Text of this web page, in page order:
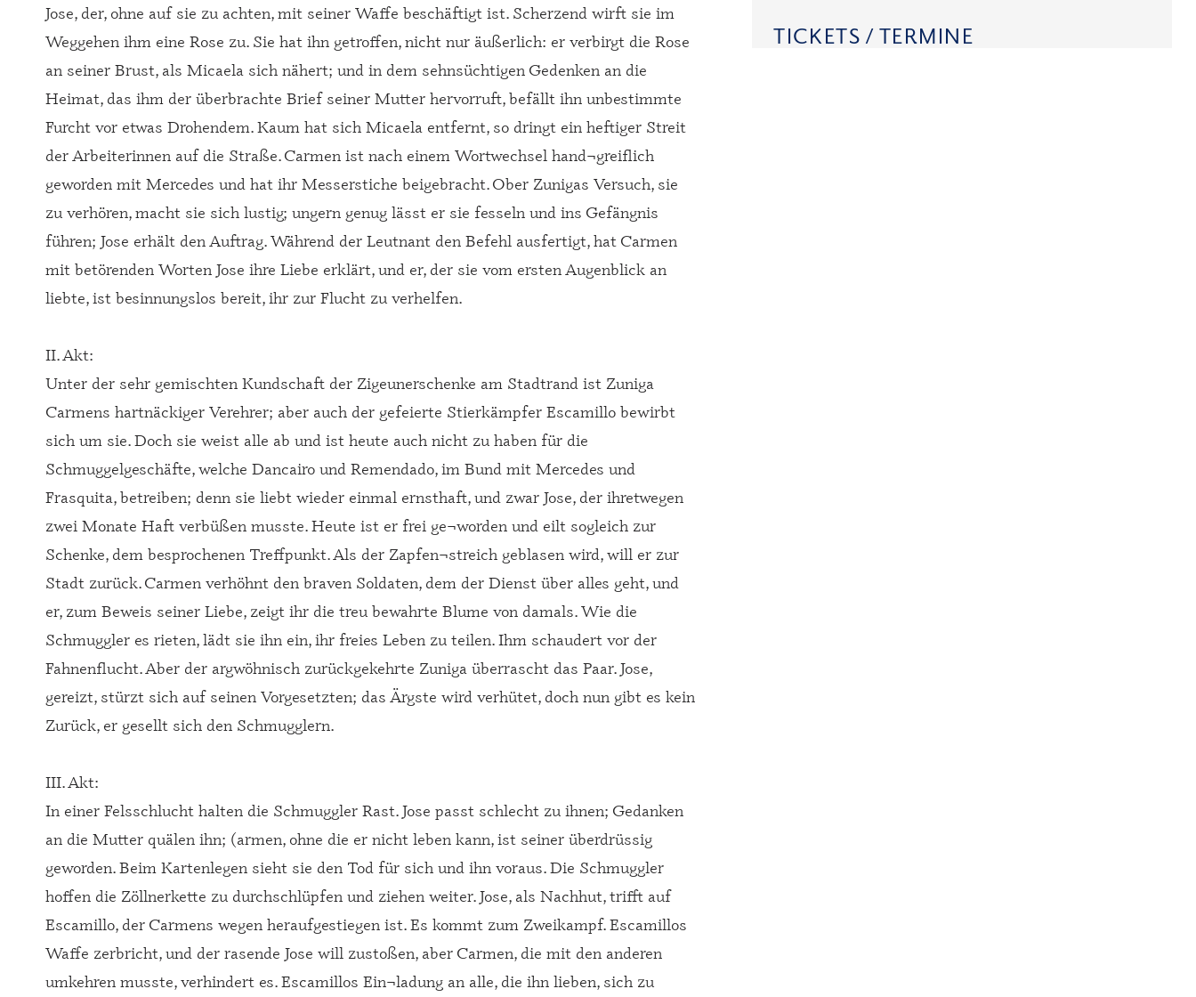
Jose, der, ohne auf sie zu achten, mit seiner Waffe beschäftigt ist. Scherzend wirft sie im
Weggehen ihm eine Rose zu. Sie hat ihn getroffen, nicht nur äußerlich: er verbirgt die Rose
an seiner Brust, als Micaela sich nähert; und in dem sehnsüchtigen Gedenken an die
Heimat, das ihm der überbrachte Brief seiner Mutter hervorruft, befällt ihn unbestimmte
Furcht vor etwas Drohendem. Kaum hat sich Micaela entfernt, so dringt ein heftiger Streit
der Arbeiterinnen auf die Straße. Carmen ist nach einem Wortwechsel hand¬greiflich
geworden mit Mercedes und hat ihr Messerstiche beigebracht. Ober Zunigas Versuch, sie
zu verhören, macht sie sich lustig; ungern genug lässt er sie fesseln und ins Gefängnis
führen; Jose erhält den Auftrag. Während der Leutnant den Befehl ausfertigt, hat Carmen
mit betörenden Worten Jose ihre Liebe erklärt, und er, der sie vom ersten Augenblick an
liebte, ist besinnungslos bereit, ihr zur Flucht zu verhelfen.
II. Akt:
Unter der sehr gemischten Kundschaft der Zigeunerschenke am Stadtrand ist Zuniga
Carmens hartnäckiger Verehrer; aber auch der gefeierte Stierkämpfer Escamillo bewirbt
sich um sie. Doch sie weist alle ab und ist heute auch nicht zu haben für die
Schmuggelgeschäfte, welche Dancairo und Remendado, im Bund mit Mercedes und
Frasquita, betreiben; denn sie liebt wieder einmal ernsthaft, und zwar Jose, der ihretwegen
zwei Monate Haft verbüßen musste. Heute ist er frei ge¬worden und eilt sogleich zur
Schenke, dem besprochenen Treffpunkt. Als der Zapfen¬streich geblasen wird, will er zur
Stadt zurück. Carmen verhöhnt den braven Soldaten, dem der Dienst über alles geht, und
er, zum Beweis seiner Liebe, zeigt ihr die treu bewahrte Blume von damals. Wie die
Schmuggler es rieten, lädt sie ihn ein, ihr freies Leben zu teilen. Ihm schaudert vor der
Fahnenflucht. Aber der argwöhnisch zurückgekehrte Zuniga überrascht das Paar. Jose,
gereizt, stürzt sich auf seinen Vorgesetzten; das Ärgste wird verhütet, doch nun gibt es kein
Zurück, er gesellt sich den Schmugglern.
III. Akt:
In einer Felsschlucht halten die Schmuggler Rast. Jose passt schlecht zu ihnen; Gedanken
an die Mutter quälen ihn; (armen, ohne die er nicht leben kann, ist seiner überdrüssig
geworden. Beim Kartenlegen sieht sie den Tod für sich und ihn voraus. Die Schmuggler
hoffen die Zöllnerkette zu durchschlüpfen und ziehen weiter. Jose, als Nachhut, trifft auf
Escamillo, der Carmens wegen heraufgestiegen ist. Es kommt zum Zweikampf. Escamillos
Waffe zerbricht, und der rasende Jose will zustoßen, aber Carmen, die mit den anderen
umkehren musste, verhindert es. Escamillos Ein¬ladung an alle, die ihn lieben, sich zu
TICKETS / TERMINE